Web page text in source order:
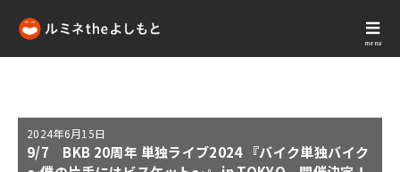
menu
2024年6月15日
9/7 BKB 20周年 単独ライブ2024 『バイク単独バイク